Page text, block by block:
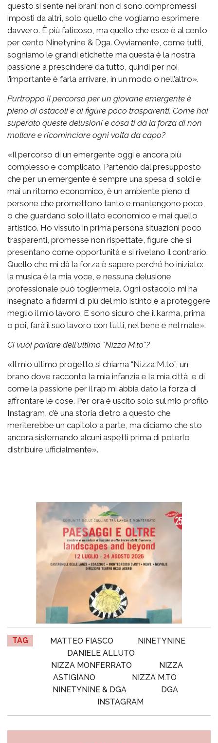
questo si sente nei brani: non ci sono compromessi
imposti da altri, solo quello che vogliamo esprimere
davvero. È più faticoso, ma quello che esce è al cento
per cento Ninetynine & Dga. Ovviamente, come tutti,
sogniamo le grandi etichette ma questa è la nostra
passione a prescindere da tutto, quindi per noi
l’importante è farla arrivare, in un modo o nell’altro».
Purtroppo il percorso per un giovane emergente è
pieno di ostacoli e di figure poco trasparenti. Come hai
superato queste delusioni e cosa ti dà la forza di non
mollare e ricominciare ogni volta da capo?
«Il percorso di un emergente oggi è ancora più
complesso e complicato. Partendo dal presupposto
che per un emergente è sempre una spesa di soldi e
mai un ritorno economico, è un ambiente pieno di
persone che promettono tanto e mantengono poco,
o che guardano solo il lato economico e mai quello
artistico. Ho vissuto in prima persona situazioni poco
trasparenti, promesse non rispettate, figure che si
presentano come opportunità e si rivelano il contrario.
Quello che mi dà la forza è sapere perché ho iniziato:
la musica è la mia voce, e nessuna delusione
professionale può togliermela. Ogni ostacolo mi ha
insegnato a fidarmi di più del mio istinto e a proteggere
meglio il mio lavoro. E sono sicuro che il karma, prima
o poi, farà il suo lavoro con tutti, nel bene e nel male».
Ci vuoi parlare dell'ultimo "Nizza M.to"?
«Il mio ultimo progetto si chiama “Nizza M.to”, un
brano dove racconto la mia infanzia e la mia città, e di
come la passione per il rap mi abbia dato la forza di
affrontare le cose. Per ora è uscito solo sul mio profilo
Instagram, c’è una storia dietro a questo che
meriterebbe un capitolo a parte, ma diciamo che sto
ancora sistemando alcuni aspetti prima di poterlo
distribuire ufficialmente».
TAG MATTEO FIASCO
NINETYNINE
DANIELE ALLUTO
NIZZA MONFERRATO
NIZZA
ASTIGIANO
NIZZA M.TO
NINETYNINE & DGA
DGA
INSTAGRAM